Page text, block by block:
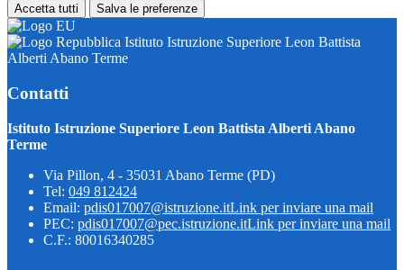
Accetta tutti Salva le preferenze
Istituto Istruzione Superiore Leon Battista
Alberti Abano Terme
Contatti
Istituto Istruzione Superiore Leon Battista Alberti Abano
Terme
Via Pillon, 4 - 35031 Abano Terme (PD)
Tel: 049 812424
Email: pdis017007@istruzione.itLink per inviare una mail
PEC: pdis017007@pec.istruzione.itLink per inviare una mail
C.F.: 80016340285